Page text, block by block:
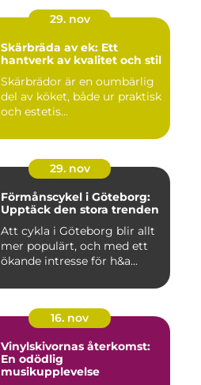
29. nov
Skärbräda av ek: Ett
hantverk av kvalitet och stil
Skärbrädor är en oumbärlig
del av köket, både ur praktisk
och estetis...
29. nov
Förmånscykel i Göteborg:
Upptäck den stora trenden
Att cykla i Göteborg blir allt
mer populärt, och med ett
ökande intresse för h&a...
16. nov
Vinylskivornas återkomst:
En odödlig
musikupplevelse